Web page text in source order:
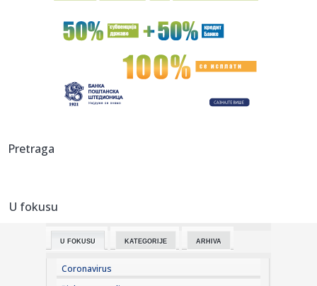
11:53:ILIĆ PRESEKAO: Četvorica iz prvog tima Partizana sele se u
Tele...
KoZmaj Fest donosi muziku i prirodu na Kosmaj
11:49:Velika odluka pred Dejvisom: U igri ugovor od 275 miliona
11:47:
11:45: Netfliks vraća hit-komediju: Stiže 25 poznatih lica
Pretraga
U fokusu
U FOKUSU KATEGORIJE ARHIVA
Coronavirus